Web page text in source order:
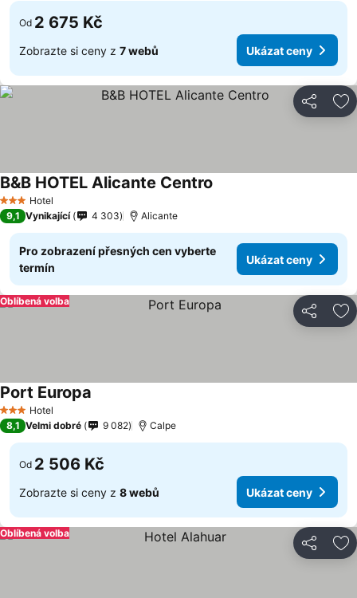
Od 2 675 Kč
Zobrazte si ceny z 7 webů Ukázat ceny
Sdílet
3 Počet hvězdiček
Hotel
B&B HOTEL Alicante Centro
9,1 Vynikající 4 303 Alicante
Pro zobrazení přesných cen vyberte
termín
Ukázat ceny
Sdílet
Oblíbená volba
3 Počet hvězdiček
Hotel
Port Europa
8,1 Velmi dobré 9 082 Calpe
Od 2 506 Kč
Zobrazte si ceny z 8 webů Ukázat ceny
Sdílet
Oblíbená volba